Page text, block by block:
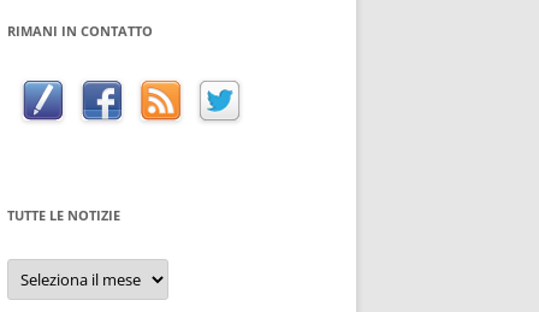
RIMANI IN CONTATTO
TUTTE LE NOTIZIE
Tutte
notizie